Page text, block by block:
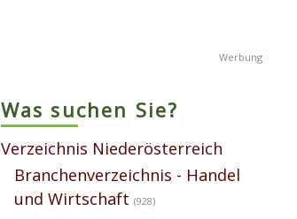
Was suchen Sie?
Verzeichnis Niederösterreich
Branchenverzeichnis - Handel
und Wirtschaft (928)